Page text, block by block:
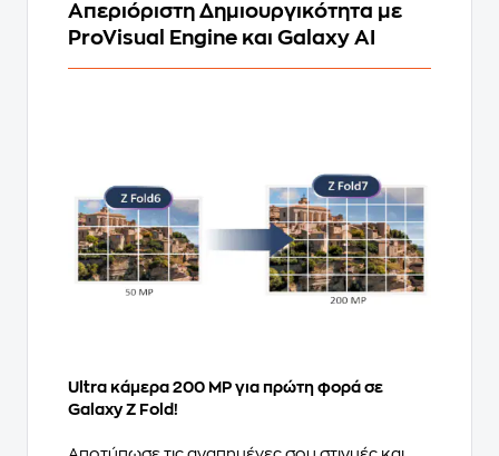
Απεριόριστη Δημιουργικότητα με
ProVisual Engine και Galaxy AI
Ultra κάμερα 200 MP για πρώτη φορά σε
Galaxy Z Fold!